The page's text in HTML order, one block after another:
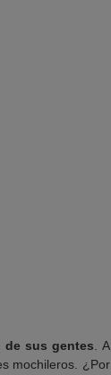
de sus gentes. A
mochileros. ¿Por